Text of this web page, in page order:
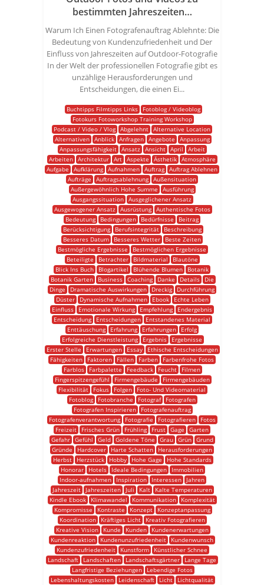
bestimmten Jahreszeiten…
Warum Ich Einen Fotografenauftrag Ablehnte: Die
Bedeutung von Kundenzufriedenheit und Der
Einfluss von Jahreszeiten auf Outdoor-Fotografie
In der Welt der professionellen Fotografie gibt es
unzählige Herausforderungen und
Entscheidungen, die einen Ei...
Buchtipps Filmtipps Links
Fotoblog / Videoblog
Fotokurs Fotoworkshop Training Workshop
Podcast / Video / Vlog Abgelehnt Alternative Location
Alternativen
Anblick Anfragen Angebote
Anpassung
Anpassungsfähigkeit
Ansatz Ansicht April
Arbeit
Arbeiten
Architektur Art Aspekte Ästhetik
Atmosphäre
Aufgabe
Aufklärung Aufnahmen Auftrag Auftrag Ablehnen
Aufträge
Auftragsablehnung Außensituation
Außergewöhnlich Hohe Summe
Ausführung
Ausgangssituation Ausgeglichener Ansatz
Ausgewogener Ansatz
Ausrüstung
Authentische Fotos
Bedeutung
Bedingungen Bedürfnisse
Beitrag
Berücksichtigung
Berufsintegrität
Beschreibung
Besseres Datum
Besseres Wetter
Beste Zeiten
Bestmögliche Ergebnisse
Bestmöglichen Ergebnisse
Beteiligte
Betrachter Bildmaterial
Blautöne
Blick Ins Buch
Blogartikel Blühende Blumen
Botanik
Botanik Garten
Business Coaching Danke Details
Die
Dinge
Dramatische Auswirkungen Dreckig
Durchführung
Düster
Dynamische Aufnahmen Ebook
Echte Leben
Einfluss
Emotionale Wirkung Empfehlung
Endergebnis
Entscheidung
Entscheidungen
Entstandenes Material
Enttäuschung
Erfahrung Erfahrungen
Erfolg
Erfolgreiche Dienstleistung
Ergebnis
Ergebnisse
Erster Stelle
Erwartungen Essay
Ethische Entscheidungen
Fähigkeiten
Faktoren Fällen Farben
Farbenfrohe Fotos
Farblos
Farbpalette Feedback Feucht
Filmen
Fingerspitzengefühl
Firmengebäude
Firmengebäuden
Flexibilität
Fokus Folgen
Foto- Und Videomaterial
Fotoblog
Fotobranche Fotograf
Fotografen
Fotografen Inspirieren
Fotografenauftrag
Fotografenverantwortung
Fotografie Fotografieren
Fotos
Freizeit
Frisches Grün Frühling Frust Gage
Garten
Gefahr
Gefühl Geld Goldene Töne Grau Grün
Grund
Gründe
Hardcover Harte Schatten
Herausforderungen
Herbst
Herzstück Hobby Hohe Gage
Hohe Standards
Honorar
Hotels Ideale Bedingungen
Immobilien
Indoor-aufnahmen
Inspiration Interessen
Jahren
Jahreszeit
Jahreszeiten Juli Kalt
Kalte Temperaturen
Kindle Ebook
Klimawandel Kommunikation
Komplexität
Kompromisse
Kontraste Konzept
Konzeptanpassung
Koordination
Kräftiges Licht
Kreativ Fotografieren
Kreative Vision
Kunde Kunden
Kundenerwartungen
Kundenreaktion
Kundenunzufriedenheit
Kundenwunsch
Kundenzufriedenheit
Kunstform
Künstlicher Schnee
Landschaft
Landschaften Landschaftsgärtner
Lange Tage
Langfristige Beziehungen
Lebendige Fotos
Lebenshaltungskosten
Leidenschaft Licht
Lichtqualität